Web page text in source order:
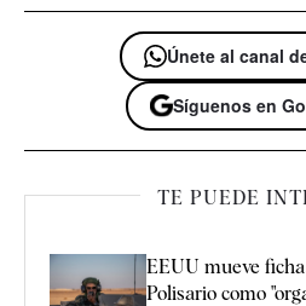
Únete al canal
Síguenos en
TE PUEDE
EEUU mueve
Polisario como